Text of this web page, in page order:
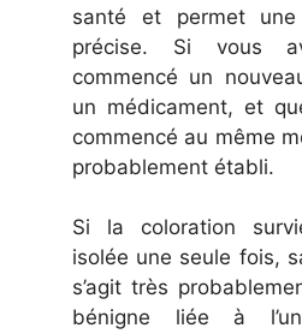
santé et permet une
précise. Si vous
commencé un
un médicament, et
commencé au même
probablement établi.
Si la coloration
isolée une seule fois,
s’agit très
bénigne liée à